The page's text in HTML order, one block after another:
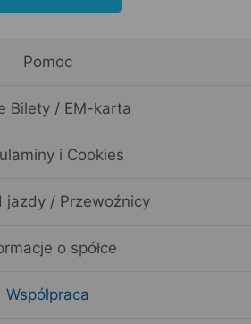
Pomoc
Bilety / EM-karta
i Cookies
jazdy / Przewoźnicy
o spółce
Współpraca